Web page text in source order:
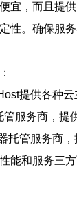
宜，而且提
性。确保服
提供各种
服务商，提
管服务商
能和服务三